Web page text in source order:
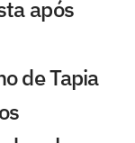
após
de Tapia